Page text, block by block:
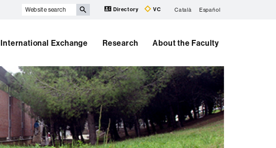
Website
Directory VC Català Español
International Exchange Research About the Faculty